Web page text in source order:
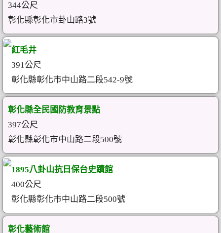
344公尺
彰化縣彰化市卦山路3號
紅毛井
391公尺
彰化縣彰化市中山路二段542-9號
彰化縣全民國防教育景點
397公尺
彰化縣彰化市中山路二段500號
1895八卦山抗日保台史蹟館
400公尺
彰化縣彰化市中山路二段500號
彰化藝術館